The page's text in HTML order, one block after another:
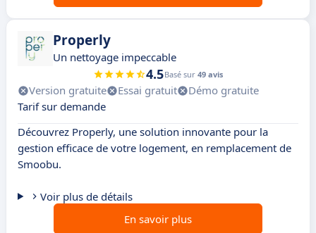
Properly
Un nettoyage impeccable
4.5Basé sur 49 avis
Version gratuite Essai gratuit
Démo gratuite
Tarif sur demande
Découvrez Properly, une solution innovante pour la
gestion efficace de votre logement, en remplacement de
Smoobu.
Voir plus de détails
En savoir plus